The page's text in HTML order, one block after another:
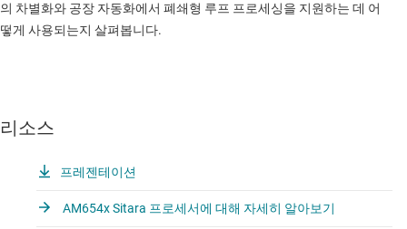
의 차별화와 공장 자동화에서 폐쇄형 루프 프로세싱을 지원하는 데 어
떻게 사용되는지 살펴봅니다.
리소스
프레젠테이션
AM654x Sitara 프로세서에 대해 자세히 알아보기